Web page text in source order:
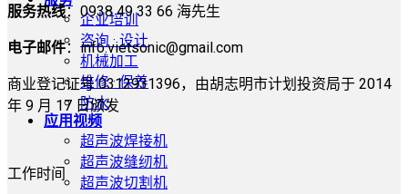
企业培训
咨询 · 设计
机械加工
维修 · 保养
防水
应用视频
超声波焊接机
超声波缝纫机
超声波切割机
服务热线：0938 49 33 66 海先生
电子邮件： info.vietsonic@gmail.com
商业登记证号 0312931396，由胡志明市计划投资局于 2014
年 9 月 17 日颁发
工作时间